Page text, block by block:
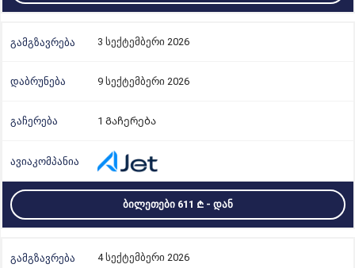
3 სექტემბერი 2026
9 სექტემბერი 2026
1 Გაჩერება
ᲑᲘᲚᲔᲗᲔᲑᲘ 611 - ᲓᲐᲜ
4 სექტემბერი 2026